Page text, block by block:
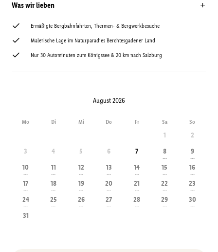
Was wir lieben
Ermäßigte Bergbahnfahrten, Thermen- & Bergwerkbesuche
Malerische Lage im Naturparadies Berchtesgadener Land
Nur 30 Autominuten zum Königssee & 20 km nach Salzburg
August 2026
Mo Di Mi Do Fr Sa So
1
2
3
4 5 6 7 8
---
9
---
10
---
11
---
12
---
13
---
14
---
15
---
16
---
17
---
18
---
19
---
20
---
21
---
22
---
23
---
24
---
25
---
26
---
27
---
28
---
29
---
30
---
31
---